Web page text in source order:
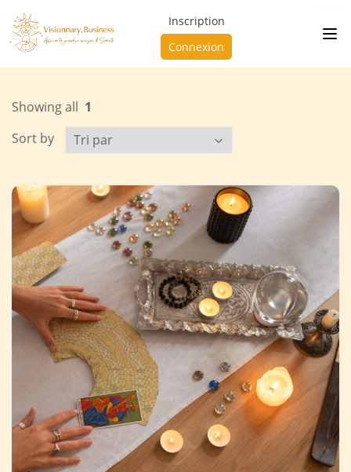
Inscription
Connexion
Showing all 1
Sort by